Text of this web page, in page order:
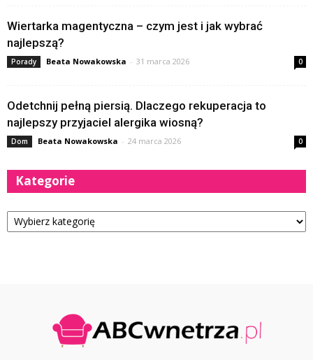
Wiertarka magentyczna – czym jest i jak wybrać
najlepszą?
Porady Beata Nowakowska - 31 marca 2026 0
Odetchnij pełną piersią. Dlaczego rekuperacja to
najlepszy przyjaciel alergika wiosną?
Dom Beata Nowakowska - 24 marca 2026 0
Kategorie
Kategorie